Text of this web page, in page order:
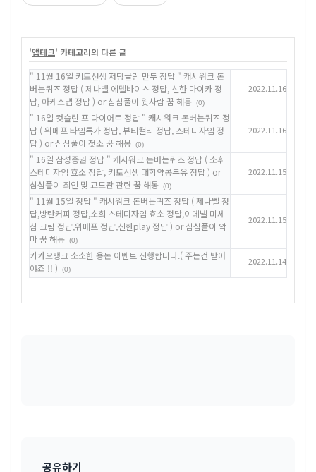
'앱테크' 카테고리의 다른 글
" 11월 16일 키토선생 저당굴림 만두 정답 " 캐시워크 돈
버는퀴즈 정답 ( 제나벨 에델바이스 정답, 신한 마이카 정
답, 아케소냅 정답 ) or 심심풀이 윗사람 꿈 해몽 (0)
2022.11.16
" 16일 컷슬린 포 다이어트 정답 " 캐시워크 돈버는퀴즈 정
답 ( 위메프 타임특가 정답, 뷰티컬리 정답, 스테디자임 정
답 ) or 심심풀이 젓소 꿈 해몽 (0)
2022.11.16
" 16일 삼성증권 정답 " 캐시워크 돈버는퀴즈 정답 ( 소휘
스테디자임 효소 정답, 키토선생 대학약콩두유 정답 ) or
심심풀이 죄인 및 교도관 관련 꿈 해몽 (0)
2022.11.15
" 11월 15일 정답 " 캐시워크 돈버는퀴즈 정답 ( 제나벨 정
답,방탄커피 정답,소희 스테디자임 효소 정답,이데넬 미세
침 크림 정답,위메프 정답,신한play 정답 ) or 심심풀이 악
마 꿈 해몽 (0)
2022.11.15
카카오뱅크 소소한 용돈 이벤트 진행합니다.( 주는건 받아
야죠 !! )
(0)
2022.11.14
공유하기